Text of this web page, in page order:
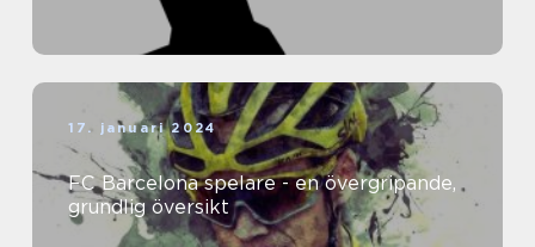
17. januari 2024
FC Barcelona spelare - en övergripande,
grundlig översikt